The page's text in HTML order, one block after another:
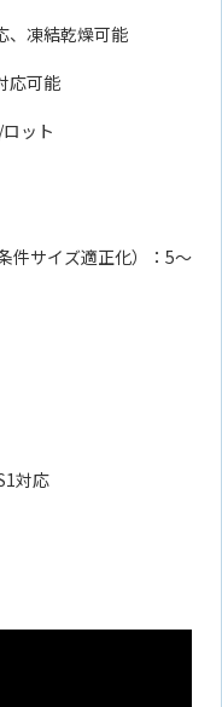
、凍結乾燥可能
応可能
ット
件サイズ適正化）：5～
対応